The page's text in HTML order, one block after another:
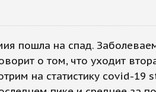
пошла на спад.
о том, что уходит
на статистику covid-